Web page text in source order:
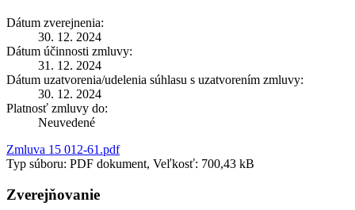
Dátum zverejnenia:
30. 12. 2024
Dátum účinnosti zmluvy:
31. 12. 2024
Dátum uzatvorenia/udelenia súhlasu s uzatvorením zmluvy:
30. 12. 2024
Platnosť zmluvy do:
Neuvedené
Zmluva 15 012-61.pdf
Typ súboru: PDF dokument, Veľkosť: 700,43 kB
Zverejňovanie